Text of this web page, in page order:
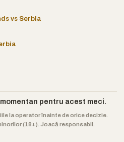
vs Serbia
pentru acest meci.
la operator înainte de orice decizie.
(18+). Joacă responsabil.